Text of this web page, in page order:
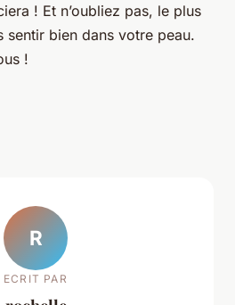
! Et n’oubliez pas, le plus
sentir bien dans votre peau.
!
R
ECRIT PAR